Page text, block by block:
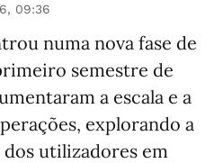
09:36
numa nova fase de
semestre de
a escala e a
explorando a
utilizadores em